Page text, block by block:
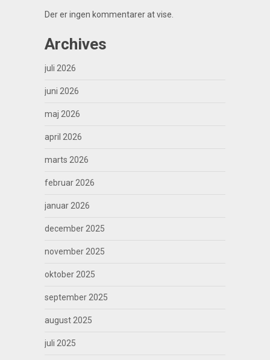
Der er ingen kommentarer at vise.
Archives
juli 2026
juni 2026
maj 2026
april 2026
marts 2026
februar 2026
januar 2026
december 2025
november 2025
oktober 2025
september 2025
august 2025
juli 2025